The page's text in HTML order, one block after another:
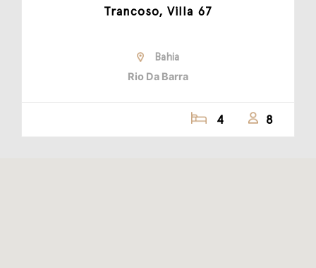
Trancoso, Villa 67
Bahia
Rio Da Barra
4 8